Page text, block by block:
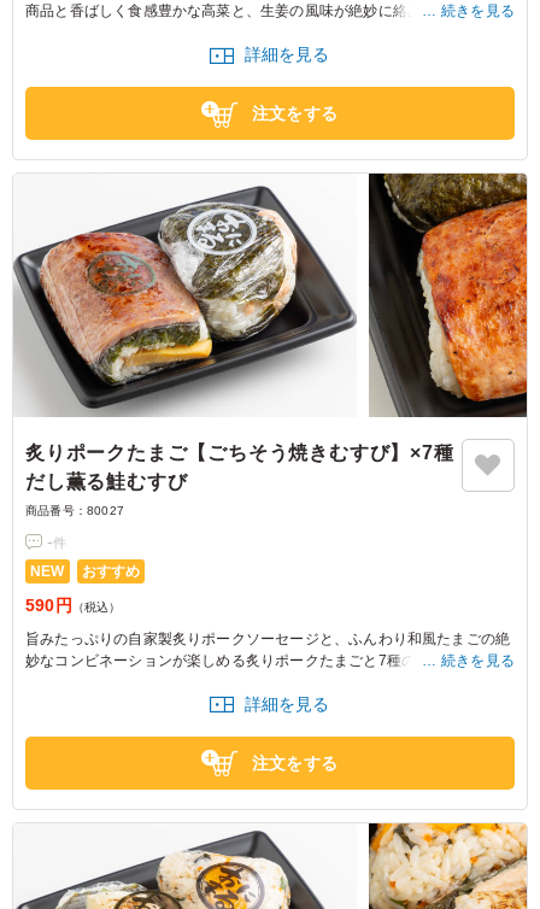
商品と香ばしく食感豊かな高菜と、生姜の風味が絶妙に絡み合う混ぜむす
続きを見る
詳細を見る
注文をする
炙りポークたまご【ごちそう焼きむすび】×7種
だし薫る鮭むすび
商品番号： 80027
-件
NEW おすすめ
590円 （税込）
旨みたっぷりの自家製炙りポークソーセージと、ふんわり和風たまごの絶
妙なコンビネーションが楽しめる炙りポークたまごと7種の出汁で味付け
味わい。ロケや軽食におすすめです。
続きを見る
詳細を見る
注文をする